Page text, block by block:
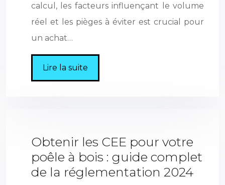
calcul, les facteurs influençant le volume
réel et les pièges à éviter est crucial pour
un achat…
Lire la suite
Obtenir les CEE pour votre
poêle à bois : guide complet
de la réglementation 2024